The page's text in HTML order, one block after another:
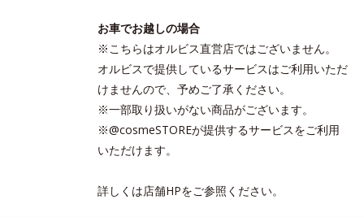
お車でお越しの場合
※こちらはオルビス直営店ではございません。
オルビスで提供しているサービスはご利用いただ
けませんので、予めご了承ください。
※一部取り扱いがない商品がございます。
※@cosmeSTOREが提供するサービスをご利用
いただけます。
詳しくは店舗HPをご参照ください。